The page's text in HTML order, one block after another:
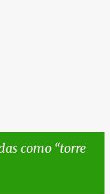
como torre